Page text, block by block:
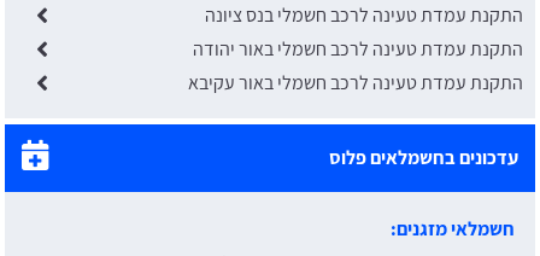
התקנת עמדת טעינה לרכב חשמלי בנס ציונה
התקנת עמדת טעינה לרכב חשמלי באור יהודה
התקנת עמדת טעינה לרכב חשמלי באור עקיבא
עדכונים בחשמלאים פלוס
חשמלאי מזגנים: